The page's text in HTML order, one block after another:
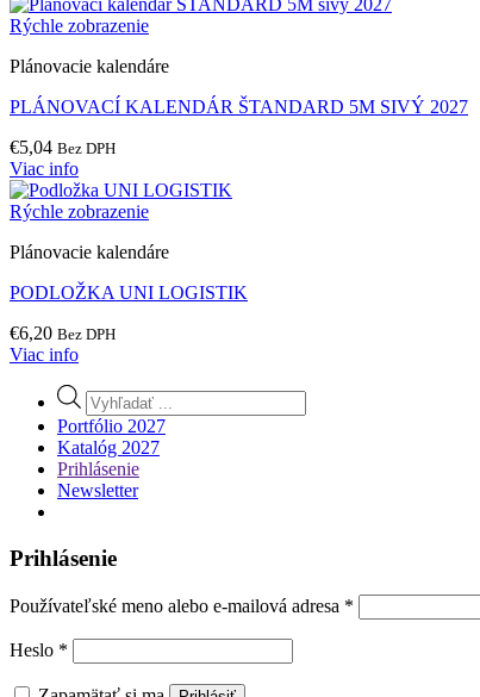
Rýchle zobrazenie
Plánovacie kalendáre
PLÁNOVACÍ KALENDÁR ŠTANDARD 5M SIVÝ 2027
€5,04 Bez DPH
Viac info
Rýchle zobrazenie
Plánovacie kalendáre
PODLOŽKA UNI LOGISTIK
€6,20 Bez DPH
Viac info
Products
search
Portfólio 2027
Katalóg 2027
Prihlásenie
Newsletter
Prihlásenie
Používateľské meno alebo e-mailová adresa *
Heslo *